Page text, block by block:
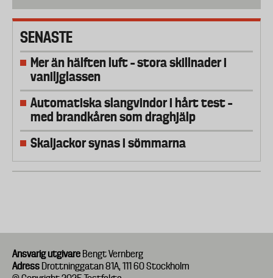
SENASTE
Mer än hälften luft – stora skillnader i
vaniljglassen
Automatiska slangvindor i hårt test –
med brandkåren som draghjälp
Skaljackor synas i sömmarna
Ansvarig utgivare Bengt Vernberg
Adress Drottninggatan 81A, 111 60 Stockholm